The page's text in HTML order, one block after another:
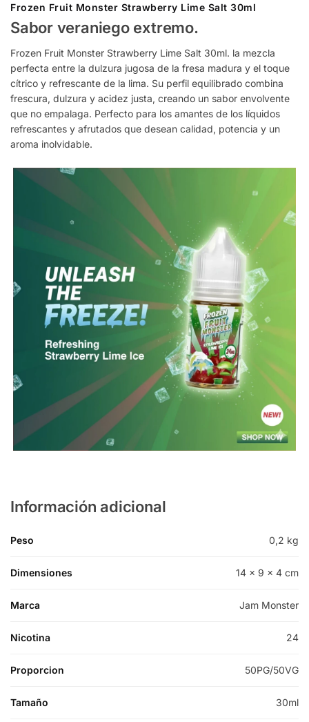
Frozen Fruit Monster Strawberry Lime Salt 30ml
Sabor veraniego extremo.
Frozen Fruit Monster Strawberry Lime Salt 30ml. la mezcla
perfecta entre la dulzura jugosa de la fresa madura y el toque
cítrico y refrescante de la lima. Su perfil equilibrado combina
frescura, dulzura y acidez justa, creando un sabor envolvente
que no empalaga. Perfecto para los amantes de los líquidos
refrescantes y afrutados que desean calidad, potencia y un
aroma inolvidable.
Información adicional
Peso 0,2 kg
Dimensiones 14 × 9 × 4 cm
Marca Jam Monster
Nicotina 24
Proporcion 50PG/50VG
Tamaño 30ml